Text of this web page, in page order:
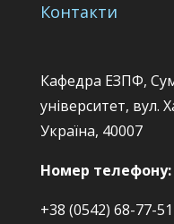
Контакти
Кафедра ЕЗПФ,
університет, вул.
Україна, 40007
Номер телефону:
+38 (0542) 68-77-51